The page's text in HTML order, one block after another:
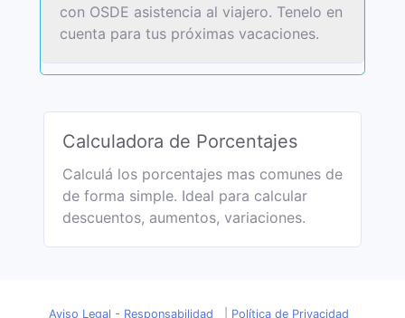
con OSDE asistencia al viajero. Tenelo en
cuenta para tus próximas vacaciones.
Calculadora de Porcentajes
Calculá los porcentajes mas comunes de
de forma simple. Ideal para calcular
descuentos, aumentos, variaciones.
Aviso Legal - Responsabilidad Política de Privacidad